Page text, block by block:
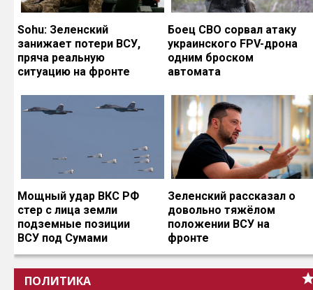
Sohu: Зеленский
занижает потери ВСУ,
пряча реальную
ситуацию на фронте
Боец СВО сорвал атаку
украинского FPV-дрона
одним броском
автомата
Мощный удар ВКС РФ
стер с лица земли
подземные позиции
ВСУ под Сумами
Зеленский рассказал о
довольно тяжёлом
положении ВСУ на
фронте
ПОЛИТИКА